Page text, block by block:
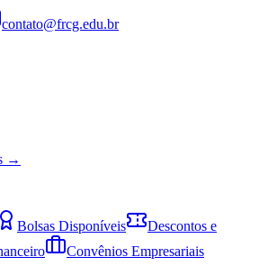
contato@frcg.edu.br
→
Bolsas Disponíveis
Descontos e
Convênios Empresariais